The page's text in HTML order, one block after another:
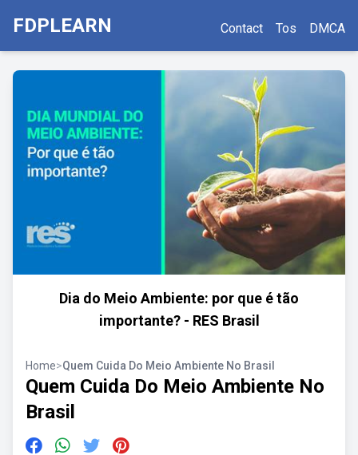
FDPLEARN Contact Tos DMCA
Dia do Meio Ambiente: por que é tão
importante? - RES Brasil
Home>Quem Cuida Do Meio Ambiente No Brasil
Quem Cuida Do Meio Ambiente No
Brasil